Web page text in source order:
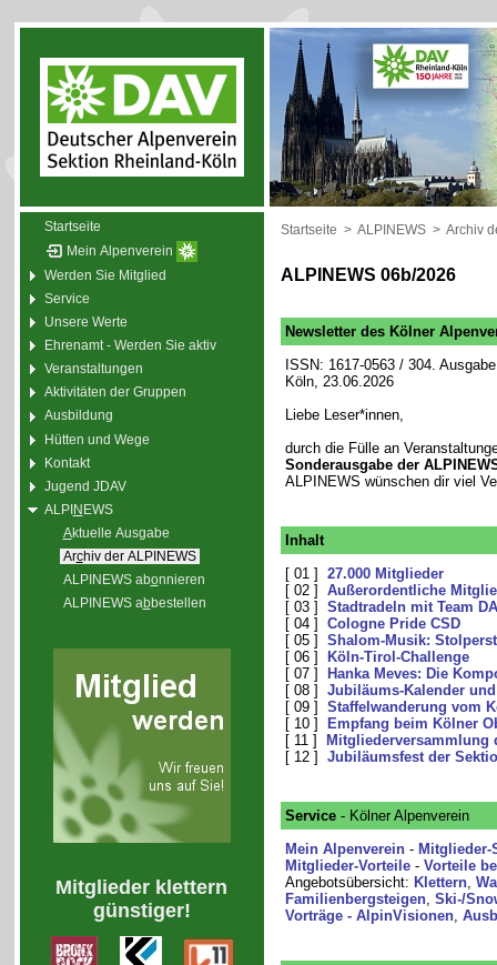
Startseite
Mein Alpenverein
Werden Sie Mitglied
Service
Unsere Werte
Ehrenamt - Werden Sie aktiv
Veranstaltungen
Aktivitäten der Gruppen
Ausbildung
Hütten und Wege
Kontakt
Jugend JDAV
ALPINEWS
Aktuelle Ausgabe
Archiv der ALPINEWS
ALPINEWS abonnieren
ALPINEWS abbestellen
Mitglieder klettern
günstiger!
Startseite > ALPINEWS > Archiv
ALPINEWS 06b/2026
Newsletter des Kölner
ISSN: 1617-0563 / 304.
Köln, 23.06.2026
Liebe Leser*innen,
durch die Fülle an
Sonderausgabe der
ALPINEWS wünschen dir viel
Inhalt
[ 01 ] 27.000 Mitglieder
[ 02 ] Außerordentliche
[ 03 ] Stadtradeln mit Team
[ 04 ] Cologne Pride CSD
[ 05 ] Shalom-Musik:
[ 06 ]
Köln-Tirol-Challenge
[ 07 ]
Hanka Meves: Die
[ 08 ] Jubiläums-Kalender
[ 09 ] Staffelwanderung vom
[ 10 ]
Empfang beim Kölner
[ 11 ]
Mitgliederversammlung
[ 12 ] Jubiläumsfest der
Service- Kölner Alpenverein
Mein Alpenverein- Mitglieder-
Mitglieder-Vorteile- Vorteile
Angebotsübersicht: Klettern,
Familienbergsteigen, Ski-/
Vorträge - AlpinVisionen,